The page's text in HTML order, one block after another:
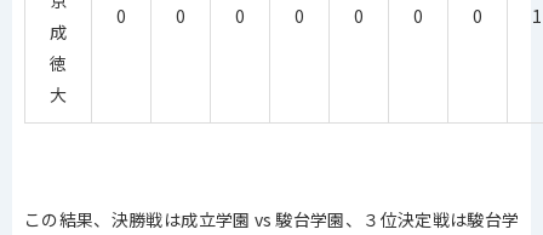
成
徳
大
0 0 0 0 0 0 0 1
この結果、決勝戦は成立学園 vs 駿台学園、３位決定戦は駿台学